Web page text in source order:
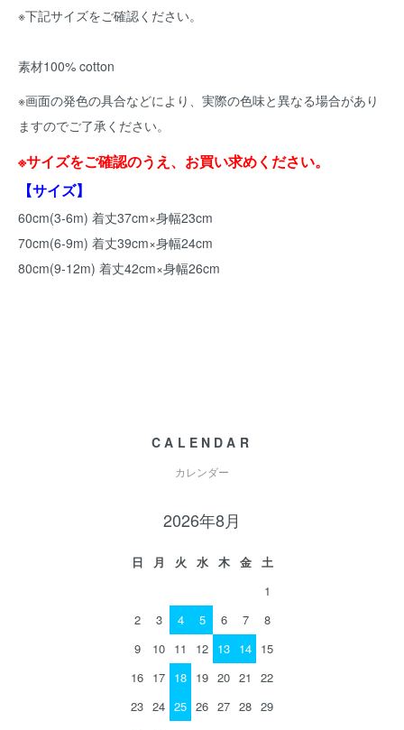
※下記サイズをご確認ください。
素材100% cotton
※画面の発色の具合などにより、実際の色味と異なる場合があり
ますのでご了承ください。
※サイズをご確認のうえ、お買い求めください。
【サイズ】
60cm(3-6m) 着丈37cm×身幅23cm
70cm(6-9m) 着丈39cm×身幅24cm
80cm(9-12m) 着丈42cm×身幅26cm
CALENDAR
カレンダー
2026年8月
日 月 火 水 木 金
土
1
2
3 4 5 6 7
8
9
10 11 12 13 14 15
16 17 18 19 20 21
22
23 24 25 26 27 28 29